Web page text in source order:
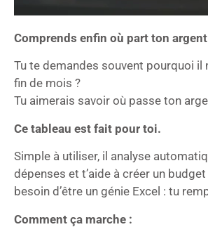
Comprends enfin où part ton argent
Tu te demandes souvent pourquoi il
fin de mois ?
Tu aimerais savoir où passe ton
Ce tableau est fait pour toi.
Simple à utiliser, il analyse
dépenses et t’aide à créer un
besoin d’être un génie Excel : tu
Comment ça marche :